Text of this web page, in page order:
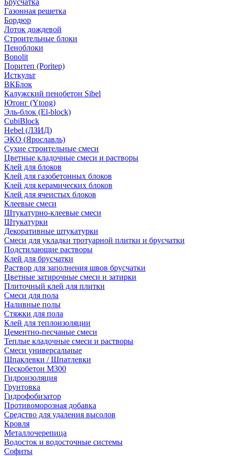
Брусчатка
Газонная решетка
Бордюр
Лоток дождевой
Строительные блоки
Пеноблоки
Bonolit
Поритеп (Poritep)
Исткульт
ВКБлок
Калужский пенобетон Sibel
Ютонг (Ytong)
Эль-блок (El-block)
CubiBlock
Hebel (ЛЗИД)
ЭКО (Ярославль)
Сухие строительные смеси
Цветные кладочные смеси и растворы
Клей для блоков
Клей для газобетонных блоков
Клей для керамических блоков
Клей для ячеистых блоков
Клеевые смеси
Штукатурно-клеевые смеси
Штукатурки
Декоративные штукатурки
Смеси для укладки тротуарной плитки и брусчатки
Подстилающие растворы
Клей для брусчатки
Раствор для заполнения швов брусчатки
Цветные затирочные смеси и затирки
Плиточный клей для плитки
Смеси для пола
Наливные полы
Стяжки для пола
Клей для теплоизоляции
Цементно-песчаные смеси
Теплые кладочные смеси и растворы
Смеси универсальные
Шпаклевки / Шпатлевки
Пескобетон М300
Гидроизоляция
Грунтовка
Гидрофобизатор
Противоморозная добавка
Средство для удаления высолов
Кровля
Металлочерепица
Водосток и водосточные системы
Софиты